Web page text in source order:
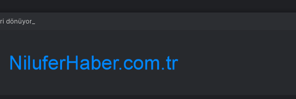
dönüyor: Meral Akşener Vakfı resmen kuruldu